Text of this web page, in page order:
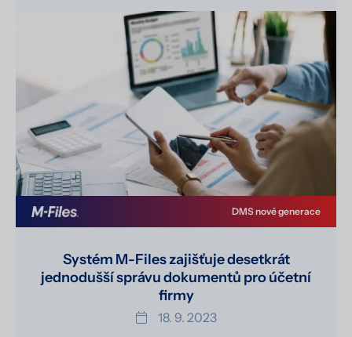
DMS nové generace
Systém M-Files zajišťuje desetkrát
jednodušší správu dokumentů pro účetní
firmy
18. 9. 2023